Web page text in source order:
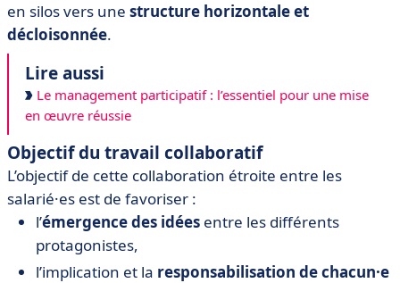
en silos vers une structure horizontale et
décloisonnée.
Lire aussi
Le management participatif : l’essentiel pour une mise
en œuvre réussie
Objectif du travail collaboratif
L’objectif de cette collaboration étroite entre les
salarié·es est de favoriser :
l’émergence des idées entre les différents
protagonistes,
l’implication et la responsabilisation de chacun·e